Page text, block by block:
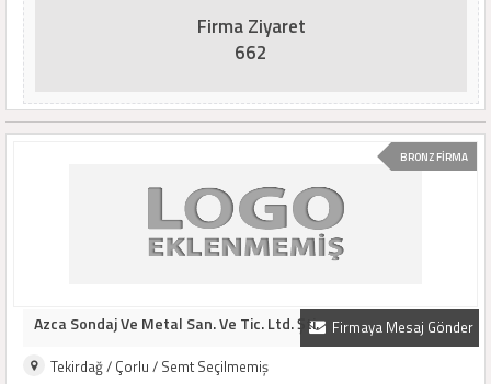
Firma Ziyaret
662
BRONZ FİRMA
Firmaya Mesaj Gönder
Azca Sondaj Ve Metal San. Ve Tic. Ltd. Şti.
Tekirdağ / Çorlu / Semt Seçilmemiş